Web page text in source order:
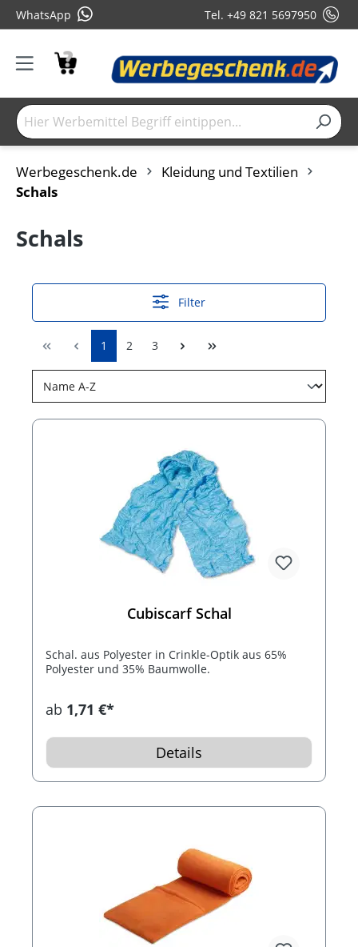
WhatsApp Tel. +49 821 5697950
Werbegeschenk.de
Kleidung und Textilien
Schals
Schals
Filter
1 2 3
Cubiscarf Schal
Schal. aus Polyester in Crinkle-Optik aus 65%
Polyester und 35% Baumwolle.
ab 1,71 €*
Details